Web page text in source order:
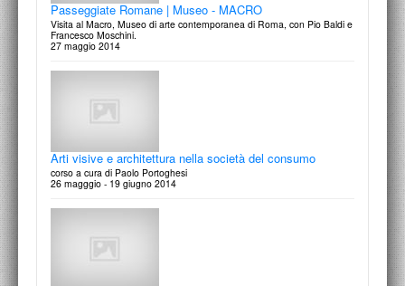
1200 km di bellezza. Immagini del Luce
14 marzo 2016
1 giugno 2015
Passeggiate Romane | Museo - MACRO
Visita al Macro, Museo di arte contemporanea di Roma, con Pio Baldi e
Francesco Moschini.
27 maggio 2014
Arti visive e architettura nella società del consumo
corso a cura di Paolo Portoghesi
26 magggio - 19 giugno 2014